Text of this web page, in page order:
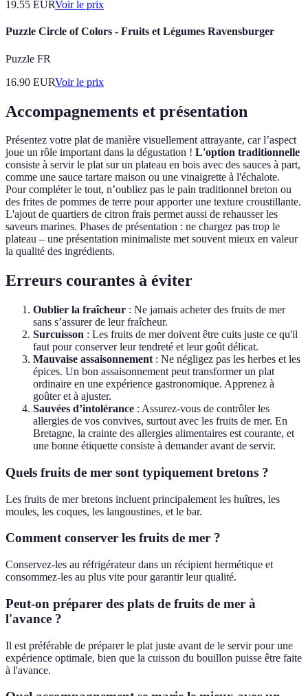
19.55 EURVoir le prix
Puzzle Circle of Colors - Fruits et Légumes Ravensburger
Puzzle FR
16.90 EURVoir le prix
Accompagnements et présentation
Présentez votre plat de manière visuellement attrayante, car l’aspect
joue un rôle important dans la dégustation ! L'option traditionnelle
consiste à servir le plat sur un plateau en bois avec des sauces à part,
comme une sauce tartare maison ou une vinaigrette à l'échalote.
Pour compléter le tout, n’oubliez pas le pain traditionnel breton ou
des frites de pommes de terre pour apporter une texture croustillante.
L'ajout de quartiers de citron frais permet aussi de rehausser les
saveurs marines. Phases de présentation : ne chargez pas trop le
plateau – une présentation minimaliste met souvent mieux en valeur
la qualité des ingrédients.
Erreurs courantes à éviter
Oublier la fraîcheur : Ne jamais acheter des fruits de mer
sans s’assurer de leur fraîcheur.
Surcuisson : Les fruits de mer doivent être cuits juste ce qu'il
faut pour conserver leur tendreté et leur goût délicat.
Mauvaise assaisonnement : Ne négligez pas les herbes et les
épices. Un bon assaisonnement peut transformer un plat
ordinaire en une expérience gastronomique. Apprenez à
goûter et à ajuster.
Sauvées d’intolérance : Assurez-vous de contrôler les
allergies de vos convives, surtout avec les fruits de mer. En
Bretagne, la crainte des allergies alimentaires est courante, et
une bonne étiquette consiste à demander avant de servir.
Quels fruits de mer sont typiquement bretons ?
Les fruits de mer bretons incluent principalement les huîtres, les
moules, les coques, les langoustines, et le bar.
Comment conserver les fruits de mer ?
Conservez-les au réfrigérateur dans un récipient hermétique et
consommez-les au plus vite pour garantir leur qualité.
Peut-on préparer des plats de fruits de mer à
l'avance ?
Il est préférable de préparer le plat juste avant de le servir pour une
expérience optimale, bien que la cuisson du bouillon puisse être faite
à l'avance.